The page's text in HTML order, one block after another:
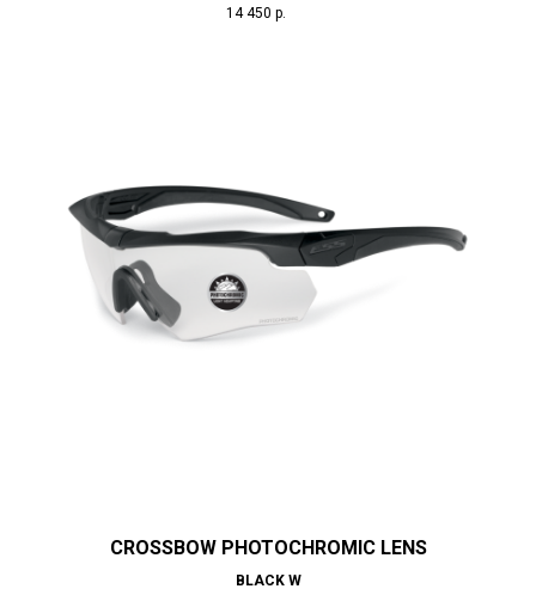
14 450 р.
CROSSBOW PHOTOCHROMIC LENS
BLACK W